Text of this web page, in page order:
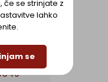
če se strinjate z
lahko
se